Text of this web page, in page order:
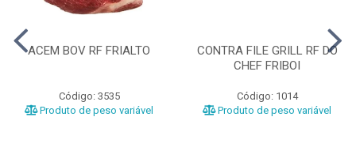
ACEM BOV RF FRIALTO
Código: 3535
Produto de peso variável
CONTRA FILE GRILL RF DO
CHEF FRIBOI
Código: 1014
Produto de peso variável